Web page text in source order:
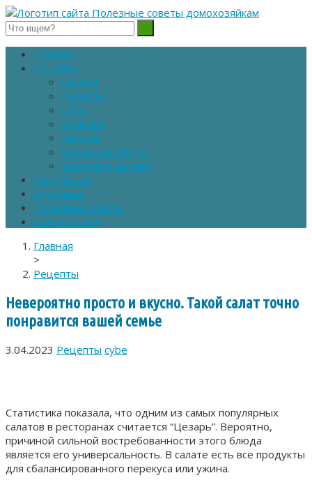
Полезные советы домохозяйкам
Главная
Рецепты
Салаты
Десерты
Супы
Выпечка
Закуски
Основное блюдо
Заготовки на зиму
Похудение
Здоровье
Полезные советы
Сад и огород
Главная
>
Рецепты
Невероятно просто и вкусно. Такой салат точно
понравится вашей семье
3.04.2023 Рецепты cybe
Статистика показала, что одним из самых популярных
салатов в ресторанах считается “Цезарь”. Вероятно,
причиной сильной востребованности этого блюда
является его универсальность. В салате есть все продукты
для сбалансированного перекуса или ужина.